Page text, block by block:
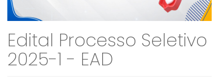
Edital Processo Seletivo
2025-1 - EAD